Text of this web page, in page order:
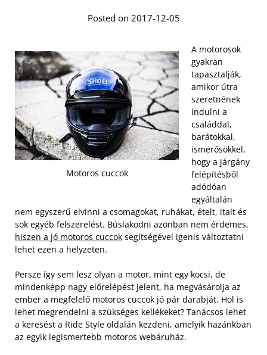
Posted on 2017-12-05
Motoros cuccok
A motorosok
gyakran
tapasztalják,
amikor útra
szeretnének
indulni a
családdal,
barátokkal,
ismerősökkel,
hogy a járgány
felépítésből
adódóan
egyáltalán
nem egyszerű elvinni a csomagokat, ruhákat, ételt, italt és
sok egyéb felszerelést. Búslakodni azonban nem érdemes,
hiszen a jó motoros cuccok segítségével igenis változtatni
lehet ezen a helyzeten.
Persze így sem lesz olyan a motor, mint egy kocsi, de
mindenképp nagy előrelépést jelent, ha megvásárolja az
ember a megfelelő motoros cuccok jó pár darabját. Hol is
lehet megrendelni a szükséges kellékeket? Tanácsos lehet
a keresést a Ride Style oldalán kezdeni, amelyik hazánkban
az egyik legismertebb motoros webáruház.